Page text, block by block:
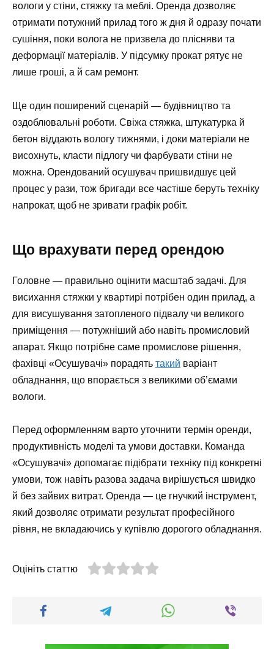
вологи у стіни, стяжку та меблі. Оренда дозволяє
отримати потужний прилад того ж дня й одразу почати
сушіння, поки волога не призвела до плісняви та
деформації матеріалів. У підсумку прокат рятує не
лише гроші, а й сам ремонт.
Ще один поширений сценарій — будівництво та
оздоблювальні роботи. Свіжа стяжка, штукатурка й
бетон віддають вологу тижнями, і доки матеріали не
висохнуть, класти підлогу чи фарбувати стіни не
можна. Орендований осушувач пришвидшує цей
процес у рази, тож бригади все частіше беруть техніку
напрокат, щоб не зривати графік робіт.
Що врахувати перед орендою
Головне — правильно оцінити масштаб задачі. Для
висихання стяжки у квартирі потрібен один прилад, а
для висушування затопленого підвалу чи великого
приміщення — потужніший або навіть промисловий
апарат. Якщо потрібне саме промислове рішення,
фахівці «Осушувачі» порадять такий варіант
обладнання, що впорається з великими об’ємами
вологи.
Перед оформленням варто уточнити термін оренди,
продуктивність моделі та умови доставки. Команда
«Осушувачі» допомагає підібрати техніку під конкретні
умови, тож навіть разова задача вирішується швидко
й без зайвих витрат. Оренда — це гнучкий інструмент,
який дозволяє отримати результат професійного
рівня, не вкладаючись у купівлю дорогого обладнання.
Оцініть статтю